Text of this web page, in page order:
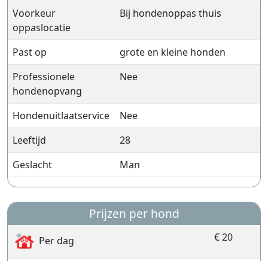
Voorkeur
oppaslocatie
Bij hondenoppas thuis
Past op
grote en kleine honden
Professionele
hondenopvang
Nee
Hondenuitlaatservice
Nee
Leeftijd
28
Geslacht
Man
Prijzen per hond
Per dag € 20